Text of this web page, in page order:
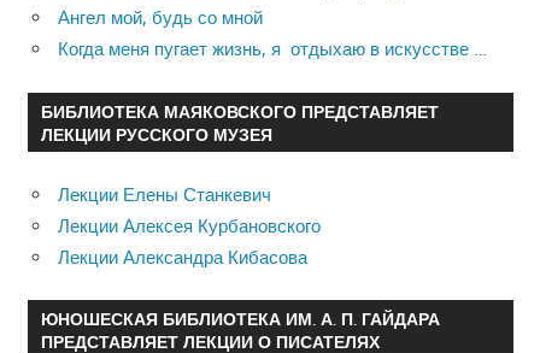
Ангел мой, будь со мной
Когда меня пугает жизнь, я отдыхаю в искусстве …
БИБЛИОТЕКА МАЯКОВСКОГО ПРЕДСТАВЛЯЕТ
ЛЕКЦИИ РУССКОГО МУЗЕЯ
Лекции Елены Станкевич
Лекции Алексея Курбановского
Лекции Александра Кибасова
ЮНОШЕСКАЯ БИБЛИОТЕКА ИМ. А. П. ГАЙДАРА
ПРЕДСТАВЛЯЕТ ЛЕКЦИИ О ПИСАТЕЛЯХ